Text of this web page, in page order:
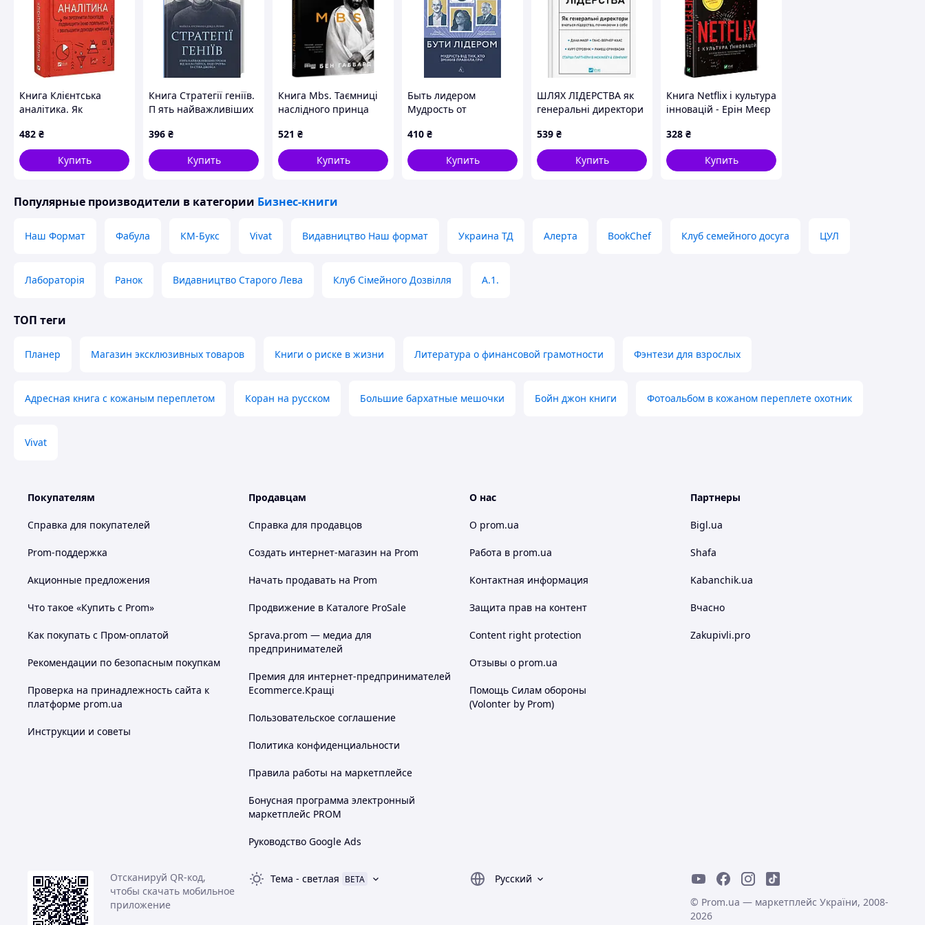
похвалити себе!
Похожие товары по характеристикам
Книга Клієнтська
аналітика. Як
підвищити їхню
лояльність і збільшити
доходи компанії DE
482 ₴
Купить
Книга Стратегії геніїв.
П ять найважливіших
Ґейтса, Енді Ґроува та
Стіва Джобса DE
396 ₴
Купить
Книга Mbs. Таємниці
наслідного принца
Салмана - Бен Хаббард
2023 г. DE
521 ₴
Купить
Быть лидером
Мудрость от
игры Дэвид
Рубенштейн
(Лаборатория, с
410 ₴
Купить
ШЛЯХ ЛІДЕРСТВА як
генеральні директори
Дана Маор Vivat
539 ₴
Купить
Книга Netflix і культура
інновацій - Ерін Меєр
328 ₴
Купить
Популярные производители в категории Бизнес-книги
Наш Формат Фабула КМ-Букс Vivat Видавництво Наш формат Украина ТД Алерта BookChef Клуб семейного досуга ЦУЛ
Лабораторія Ранок Видавництво Старого Лева Клуб Сімейного Дозвілля A.1.
ТОП теги
Планер Магазин эксклюзивных товаров Книги о риске в жизни Литература о финансовой грамотности Фэнтези для взрослых
Адресная книга с кожаным переплетом Коран на русском Большие бархатные мешочки Бойн джон книги Фотоальбом в кожаном переплете охотник
Vivat
Покупателям
Справка для покупателей
Prom-поддержка
Акционные предложения
Что такое «Купить с Prom»
Как покупать с Пром-оплатой
Рекомендации по безопасным покупкам
Проверка на принадлежность сайта к
платформе prom.ua
Инструкции и советы
Продавцам
Справка для продавцов
Создать интернет-магазин на Prom
Начать продавать на Prom
Продвижение в Каталоге ProSale
Sprava.prom — медиа для
предпринимателей
Премия для интернет-предпринимателей
Ecommerce.Кращі
Пользовательское соглашение
Политика конфиденциальности
Правила работы на маркетплейсе
Бонусная программа электронный
маркетплейс PROM
Руководство Google Ads
О нас
О prom.ua
Работа в prom.ua
Контактная информация
Защита прав на контент
Content right protection
Отзывы о prom.ua
Помощь Силам обороны
(Volonter by Prom)
Партнеры
Bigl.ua
Shafa
Kabanchik.ua
Вчасно
Zakupivli.pro
Отсканируй QR-код,
чтобы скачать мобильное
приложение
Тема - светлая BETA
Русский
© Prom.ua — маркетплейс України, 2008-
2026